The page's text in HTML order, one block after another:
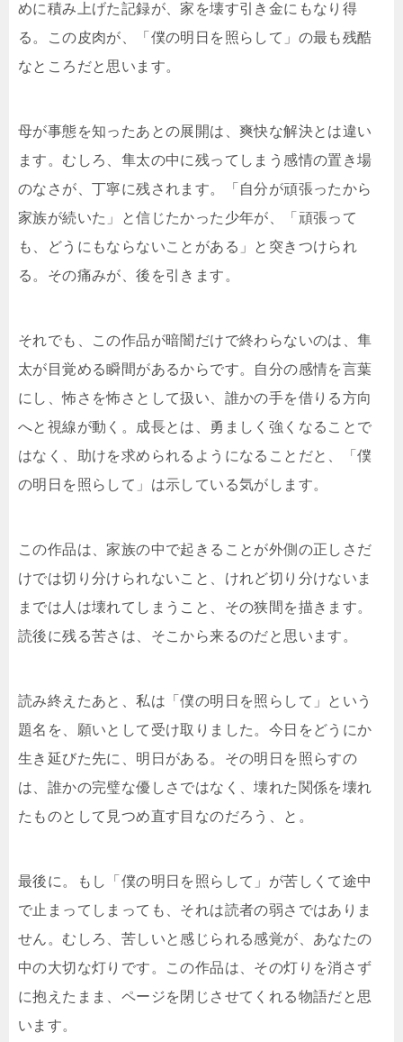
めに積み上げた記録が、家を壊す引き金にもなり得
る。この皮肉が、「僕の明日を照らして」の最も残酷
なところだと思います。
母が事態を知ったあとの展開は、爽快な解決とは違い
ます。むしろ、隼太の中に残ってしまう感情の置き場
のなさが、丁寧に残されます。「自分が頑張ったから
家族が続いた」と信じたかった少年が、「頑張って
も、どうにもならないことがある」と突きつけられ
る。その痛みが、後を引きます。
それでも、この作品が暗闇だけで終わらないのは、隼
太が目覚める瞬間があるからです。自分の感情を言葉
にし、怖さを怖さとして扱い、誰かの手を借りる方向
へと視線が動く。成長とは、勇ましく強くなることで
はなく、助けを求められるようになることだと、「僕
の明日を照らして」は示している気がします。
この作品は、家族の中で起きることが外側の正しさだ
けでは切り分けられないこと、けれど切り分けないま
までは人は壊れてしまうこと、その狭間を描きます。
読後に残る苦さは、そこから来るのだと思います。
読み終えたあと、私は「僕の明日を照らして」という
題名を、願いとして受け取りました。今日をどうにか
生き延びた先に、明日がある。その明日を照らすの
は、誰かの完璧な優しさではなく、壊れた関係を壊れ
たものとして見つめ直す目なのだろう、と。
最後に。もし「僕の明日を照らして」が苦しくて途中
で止まってしまっても、それは読者の弱さではありま
せん。むしろ、苦しいと感じられる感覚が、あなたの
中の大切な灯りです。この作品は、その灯りを消さず
に抱えたまま、ページを閉じさせてくれる物語だと思
います。